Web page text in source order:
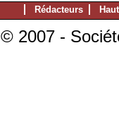
Rédacteurs
© 2007 -